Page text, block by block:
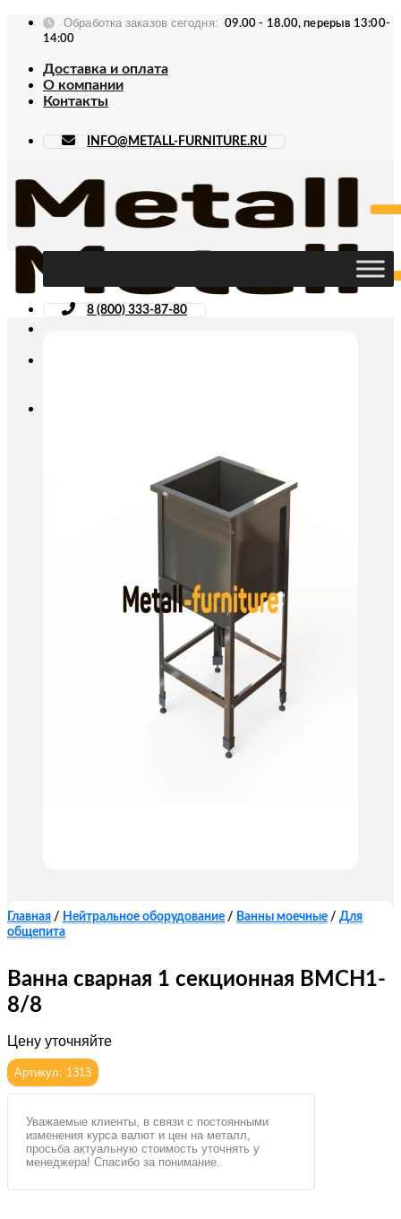
Skip
Обработка заказов сегодня:
09.00 - 18.00, перерыв 13:00-
14:00
Доставка и оплата
О компании
Контакты
INFO@METALL-FURNITURE.RU
8 (800) 333-87-80
Главная / Нейтральное оборудование / Ванны моечные / Для
общепита
Ванна сварная 1 секционная ВМСН1-
8/8
Цену уточняйте
Артикул: 1313
Уважаемые клиенты, в связи с постоянными
изменения курса валют и цен на металл,
просьба актуальную стоимость уточнять у
менеджера! Спасибо за понимание.